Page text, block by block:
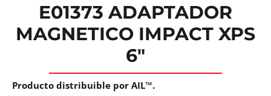
E01373 ADAPTADOR
MAGNETICO IMPACT XPS
6″
Producto distribuible por AIL™.